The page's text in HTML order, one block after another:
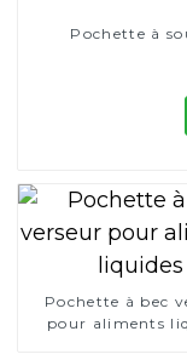
Pochette à
Pochette à bec
pour aliments